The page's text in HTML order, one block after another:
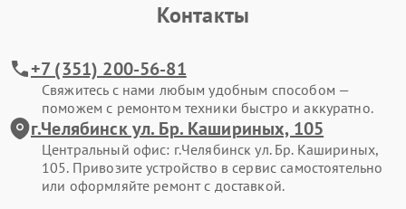
Контакты
+7 (351) 200-56-81
Свяжитесь с нами любым удобным способом —
поможем с ремонтом техники быстро и аккуратно.
г.Челябинск ул. Бр. Кашириных, 105
Центральный офис: г.Челябинск ул. Бр. Кашириных,
105. Привозите устройство в сервис самостоятельно
или оформляйте ремонт с доставкой.